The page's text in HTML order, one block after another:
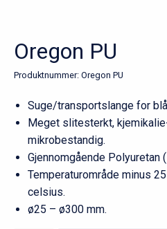
Oregon PU
Produktnummer: Oregon PU
Suge/transportslange for
Meget slitesterkt,
mikrobestandig.
Gjennomgående Polyuretan
Temperaturområde minus
celsius.
ø25 – ø300 mm.